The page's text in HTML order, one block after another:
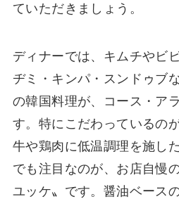
ていただきましょう。
ディナーでは、キムチやビ
ヂミ・キンパ・スンドゥブ
の韓国料理が、コース・ア
す。特にこだわっているの
牛や鶏肉に低温調理を施し
でも注目なのが、お店自慢
ユッケ〟です。醤油ベース